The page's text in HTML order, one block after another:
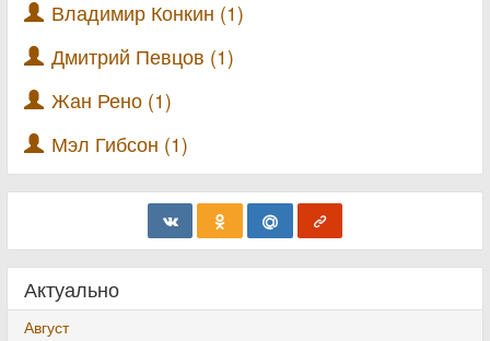
Владимир Конкин (1)
Дмитрий Певцов (1)
Жан Рено (1)
Мэл Гибсон (1)
Актуально
Август